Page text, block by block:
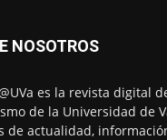
NOSOTROS
es la revista digital
de la Universidad de
de actualidad,